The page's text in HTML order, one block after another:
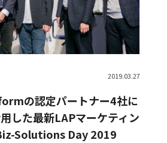
2019.03.27
の認定パートナー4社に
した最新LAPマーケティン
Solutions Day 2019